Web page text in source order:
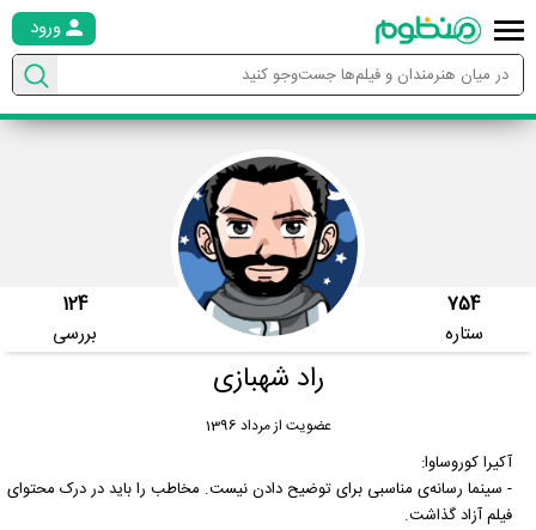
ورود
754
ستاره
124
بررسی
راد شهبازی
عضویت از مرداد 1396
آکیرا کوروساوا:
- سینما رسانه‌ی مناسبی برای توضیح دادن نیست. مخاطب را باید در درک محتوای
فیلم آزاد گذاشت.